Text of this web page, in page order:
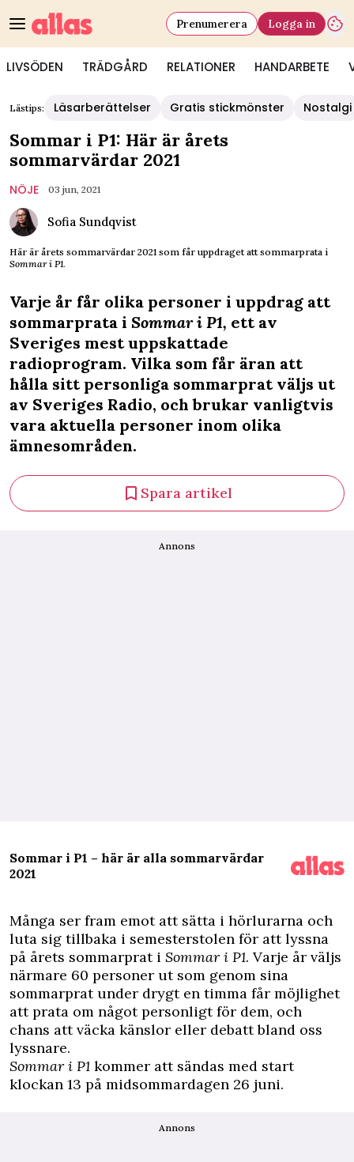
LIVSÖDEN TRÄDGÅRD RELATIONER HANDARBETE
Prenumerera Logga in
Lästips: Läsarberättelser Gratis stickmönster Nostalgi
Sommar i P1: Här är årets
sommarvärdar 2021
NÖJE 03 jun, 2021
Sofia Sundqvist
Här är årets sommarvärdar 2021 som får uppdraget att sommarprata i
Sommar i P1.
Varje år får olika personer i uppdrag att
sommarprata i Sommar i P1, ett av
Sveriges mest uppskattade
radioprogram. Vilka som får äran att
hålla sitt personliga sommarprat väljs ut
av Sveriges Radio, och brukar vanligtvis
vara aktuella personer inom olika
ämnesområden.
Spara artikel
Annons
Sommar i P1 – här är alla sommarvärdar
2021
Många ser fram emot att sätta i hörlurarna och
luta sig tillbaka i semesterstolen för att lyssna
på årets sommarprat i Sommar i P1. Varje år väljs
närmare 60 personer ut som genom sina
sommarprat under drygt en timma får möjlighet
att prata om något personligt för dem, och
chans att väcka känslor eller debatt bland oss
lyssnare.
Sommar i P1 kommer att sändas med start
klockan 13 på midsommardagen 26 juni.
Annons